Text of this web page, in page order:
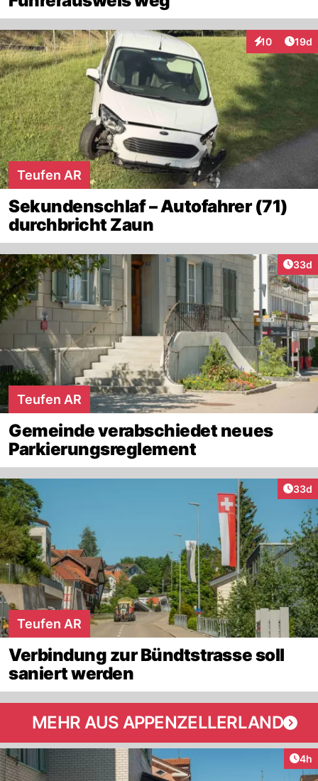
10
Interaktionen
19d
Teufen AR
Sekundenschlaf – Autofahrer (71)
durchbricht Zaun
33d
Teufen AR
Gemeinde verabschiedet neues
Parkierungsreglement
33d
Teufen AR
Verbindung zur Bündtstrasse soll
saniert werden
MEHR AUS APPENZELLERLAND
4h